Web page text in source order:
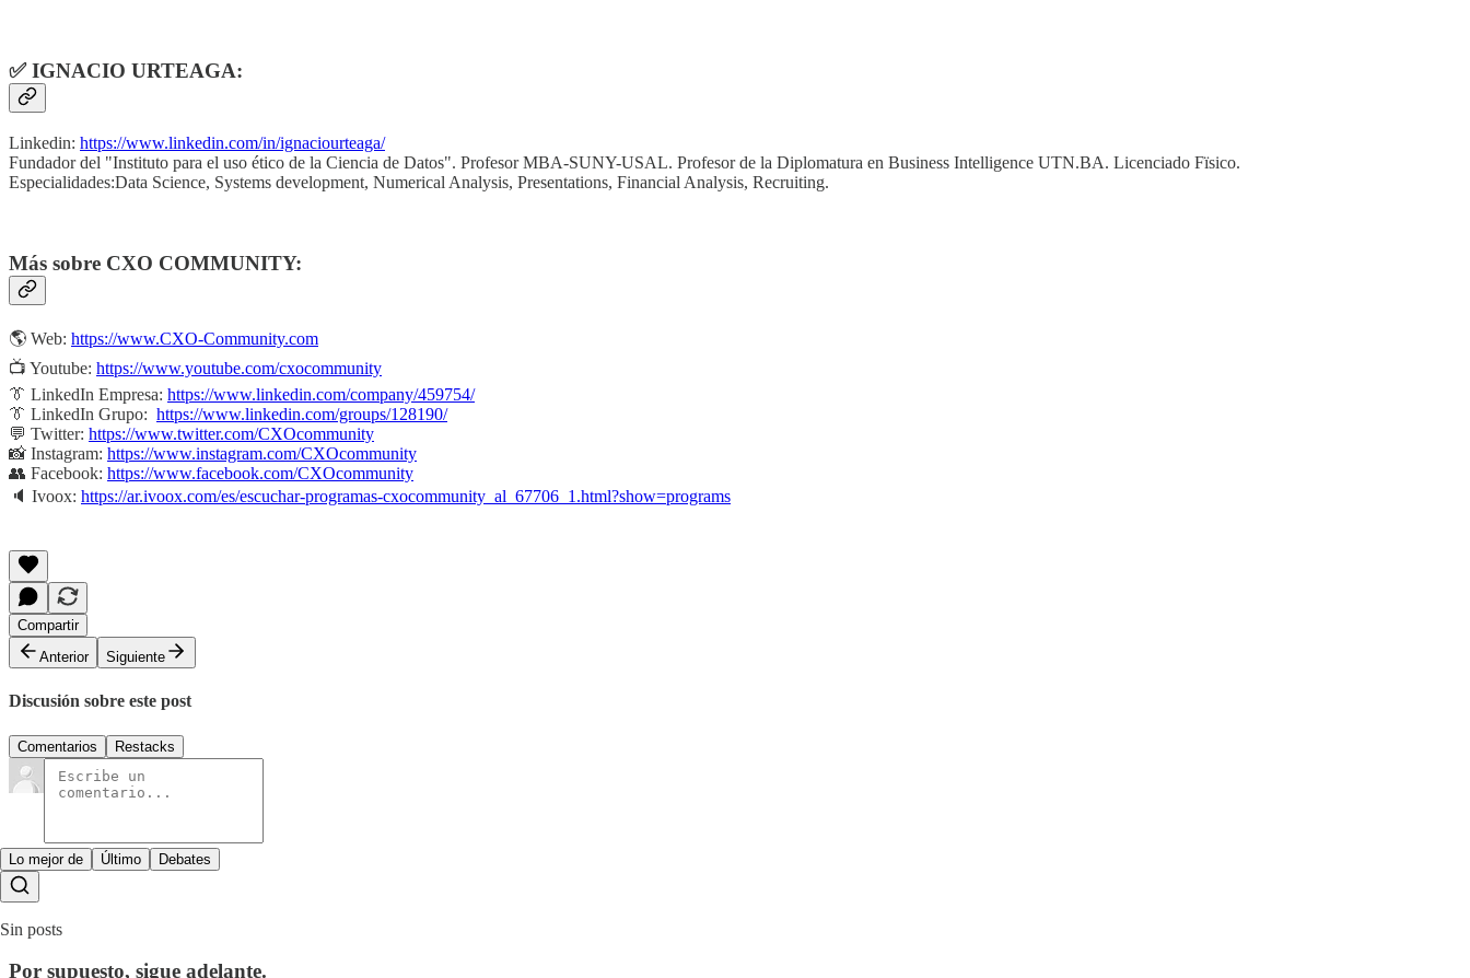
✅ IGNACIO URTEAGA:
Linkedin: https://www.linkedin.com/in/ignaciourteaga/
Fundador del "Instituto para el uso ético de la Ciencia de Datos". Profesor MBA-SUNY-USAL. Profesor de la Diplomatura en Business Intelligence UTN.BA. Licenciado Fïsico.
Especialidades:Data Science, Systems development, Numerical Analysis, Presentations, Financial Analysis, Recruiting.
Más sobre CXO COMMUNITY:
🌎 Web: https://www.CXO-Community.com
📺 Youtube: https://www.youtube.com/cxocommunity
👔 LinkedIn Empresa: https://www.linkedin.com/company/459754/
👔 LinkedIn Grupo: https://www.linkedin.com/groups/128190/
💬 Twitter: https://www.twitter.com/CXOcommunity
📸 Instagram: https://www.instagram.com/CXOcommunity
👥 Facebook: https://www.facebook.com/CXOcommunity
🔈 Ivoox: https://ar.ivoox.com/es/escuchar-programas-cxocommunity_al_67706_1.html?show=programs
Compartir
Anterior
Siguiente
Discusión sobre este post
Comentarios Restacks
Lo mejor de Último Debates
Sin posts
Por supuesto, sigue adelante.